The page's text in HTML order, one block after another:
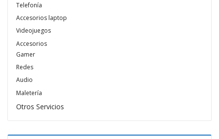
Telefonía
Accesorios laptop
Videojuegos
Accesorios
Gamer
Redes
Audio
Maletería
Otros Servicios